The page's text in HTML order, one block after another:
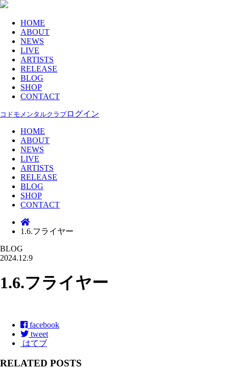
HOME
ABOUT
NEWS
LIVE
ARTISTS
RELEASE
BLOG
SHOP
CONTACT
コドモメンタルクラブ ログイン
HOME
ABOUT
NEWS
LIVE
ARTISTS
RELEASE
BLOG
SHOP
CONTACT
1.6.フライヤー
BLOG
2024.12.9
1.6.フライヤー
facebook
tweet
はてブ
RELATED POSTS